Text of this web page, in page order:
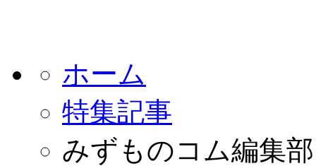
ホーム
特集記事
みずものコム編集